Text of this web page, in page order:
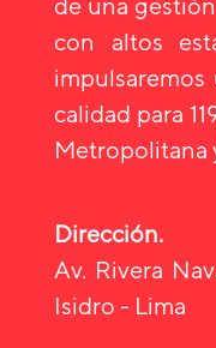
de una
con altos
calidad para
Metropolitana
Dirección.
Av. Rivera
Isidro - Lima